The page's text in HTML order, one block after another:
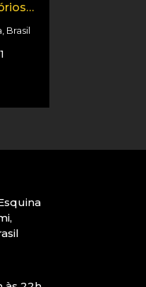
Brasil
1
,